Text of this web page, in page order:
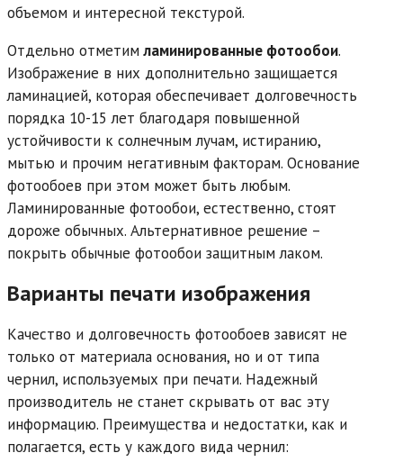
объемом и интересной текстурой.
Отдельно отметимламинированные фотообои.
Изображение в них дополнительно защищается
ламинацией, которая обеспечивает долговечность
порядка 10-15 лет благодаря повышенной
устойчивости к солнечным лучам, истиранию,
мытью и прочим негативным факторам. Основание
фотообоев при этом может быть любым.
Ламинированные фотообои, естественно, стоят
дороже обычных. Альтернативное решение –
покрыть обычные фотообои защитным лаком.
Варианты печати изображения
Качество и долговечность фотообоев зависят не
только от материала основания, но и от типа
чернил, используемых при печати. Надежный
производитель не станет скрывать от вас эту
информацию. Преимущества и недостатки, как и
полагается, есть у каждого вида чернил: